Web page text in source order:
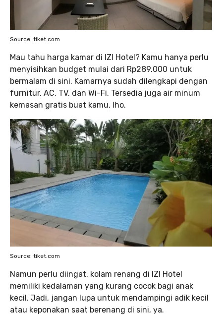
Source: tiket.com
Mau tahu harga kamar di IZI Hotel? Kamu hanya perlu
menyisihkan budget mulai dari Rp289.000 untuk
bermalam di sini. Kamarnya sudah dilengkapi dengan
furnitur, AC, TV, dan Wi-Fi. Tersedia juga air minum
kemasan gratis buat kamu, lho.
Source: tiket.com
Namun perlu diingat, kolam renang di IZI Hotel
memiliki kedalaman yang kurang cocok bagi anak
kecil. Jadi, jangan lupa untuk mendampingi adik kecil
atau keponakan saat berenang di sini, ya.